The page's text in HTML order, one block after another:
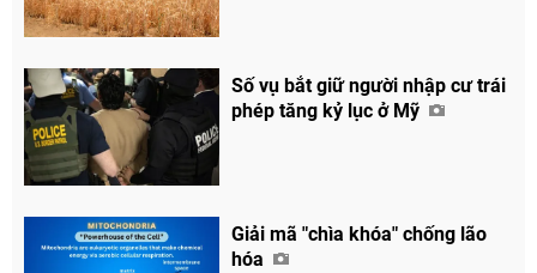
Chia sẻ
Số vụ bắt giữ người nhập cư trái
phép tăng kỷ lục ở Mỹ
Giải mã "chìa khóa" chống lão
hóa